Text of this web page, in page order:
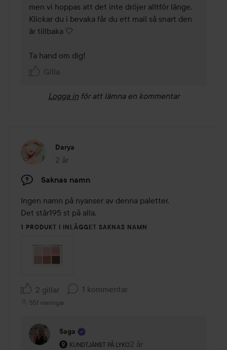
men vi hoppas att det inte dröjer alltför länge.
Klickar du i bevaka får du ett mail så snart den
är tillbaka 🤍
Ta hand om dig!
Gilla
Logga in för att lämna en kommentar
Darya
2 år
Inlägget skapades 2 år
Saknas namn
Ingen namn på nyanser av denna paletter.
Det står195 st på alla.
1 PRODUKT I INLÄGGET SAKNAS NAMN
2 gillar 1 kommentar
551 visningar
Saga
KUNDTJÄNST PÅ LYKO
Användarens roll: Kundtjänst på Lyko.
2 år
Kommentaren lades 2 år